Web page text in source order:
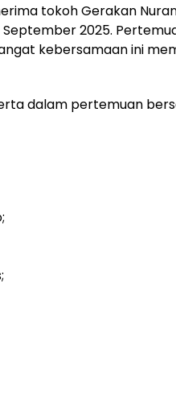
tokoh Gerakan
September 2025.
kebersamaan ini
dalam pertemuan